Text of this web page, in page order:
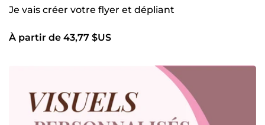
Je vais créer votre flyer et dépliant
À partir de 43,77 $US